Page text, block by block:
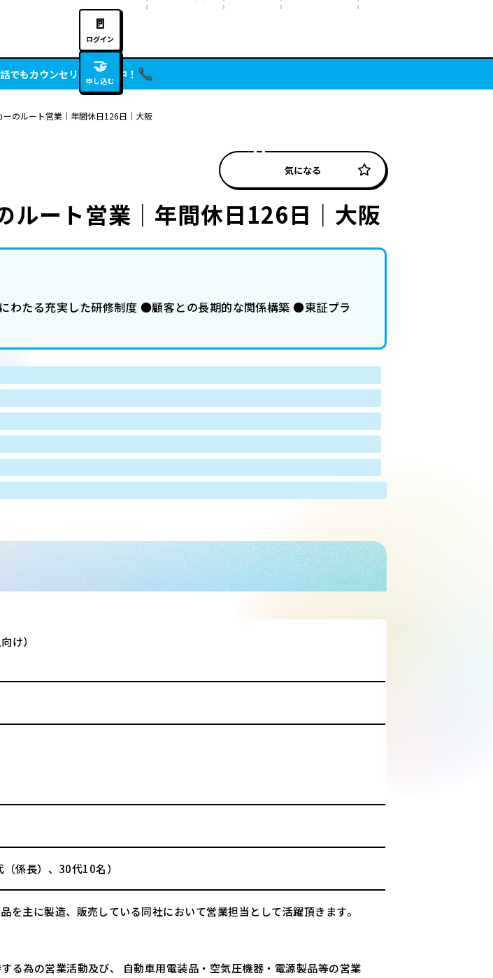
🚪
ログイン
🤝
申し込む
でもカウンセリング実施中！
ーのルート営業｜年間休日126日｜大阪
気になる
ルート営業｜年間休日126日｜大阪
たる充実した研修制度 ●顧客との長期的な関係構築 ●東証プラ
け）
係長）、30代10名）
を主に製造、販売している同社において営業担当として活躍頂きます。
る為の営業活動及び、 自動車用電装品・空気圧機器・電源製品等の営業